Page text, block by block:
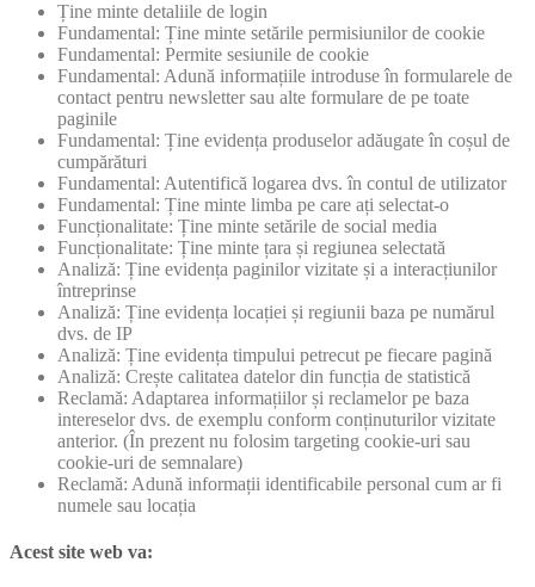
Ține minte detaliile de login
Fundamental: Ține minte setările permisiunilor de cookie
Fundamental: Permite sesiunile de cookie
Fundamental: Adună informațiile introduse în formularele de
contact pentru newsletter sau alte formulare de pe toate
paginile
Fundamental: Ține evidența produselor adăugate în coșul de
cumpărături
Fundamental: Autentifică logarea dvs. în contul de utilizator
Fundamental: Ține minte limba pe care ați selectat-o
Funcționalitate: Ține minte setările de social media
Funcționalitate: Ține minte țara și regiunea selectată
Analiză: Ține evidența paginilor vizitate și a interacțiunilor
întreprinse
Analiză: Ține evidența locației și regiunii baza pe numărul
dvs. de IP
Analiză: Ține evidența timpului petrecut pe fiecare pagină
Analiză: Crește calitatea datelor din funcția de statistică
Reclamă: Adaptarea informațiilor și reclamelor pe baza
intereselor dvs. de exemplu conform conținuturilor vizitate
anterior. (În prezent nu folosim targeting cookie-uri sau
cookie-uri de semnalare)
Reclamă: Adună informații identificabile personal cum ar fi
numele sau locația
Acest site web va: